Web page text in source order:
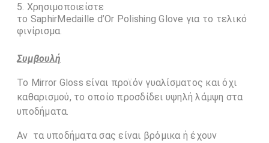
Χρησιμοποιείστε
το SaphirMedaille d’Or Polishing Glove για το τελικό
φινίρισμα.
Συμβουλή
Το Mirror Gloss είναι προϊόν γυαλίσματος και όχι
καθαρισμού, το οποίο προσδίδει υψηλή λάμψη στα
υποδήματα.
Αν τα υποδήματα σας είναι βρόμικα ή έχουν